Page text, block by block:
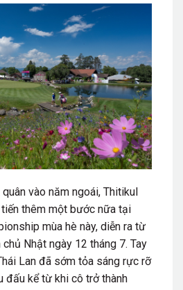
vào năm ngoái, Thitikul
thêm một bước nữa tại
mùa hè này, diễn ra từ
Nhật ngày 12 tháng 7. Tay
Lan đã sớm tỏa sáng rực rỡ
đấu kể từ khi cô trở thành